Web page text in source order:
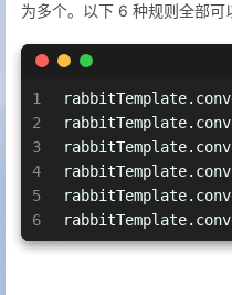
为多个。以下 6 种规则全部可
1
2
3
4
5
6